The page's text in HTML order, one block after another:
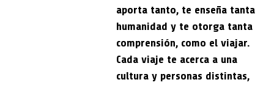
aporta tanto, te enseña tanta
humanidad y te otorga tanta
comprensión, como el viajar.
Cada viaje te acerca a una
cultura y personas distintas,